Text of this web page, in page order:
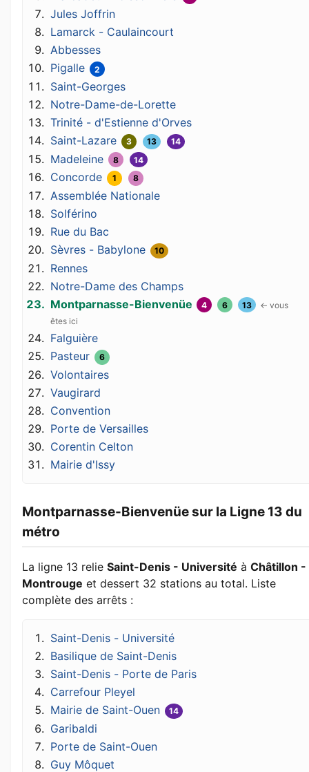
Jules Joffrin
Lamarck - Caulaincourt
Abbesses
Pigalle
2
Saint-Georges
Notre-Dame-de-Lorette
Trinité - d'Estienne d'Orves
Saint-Lazare
3 13 14
Madeleine 8 14
Concorde 1 8
Assemblée Nationale
Solférino
Rue du Bac
Sèvres - Babylone
10
Rennes
Notre-Dame des Champs
Montparnasse-Bienvenüe
4 6 13
Falguière
Pasteur
6
Volontaires
Vaugirard
Convention
Porte de Versailles
Corentin Celton
Mairie d'Issy
Montparnasse-Bienvenüe sur la Ligne 13 du
métro
La ligne 13 relie Saint-Denis - Université à Châtillon -
Montrouge et dessert 32 stations au total. Liste
complète des arrêts :
Saint-Denis - Université
Basilique de Saint-Denis
Saint-Denis - Porte de Paris
Carrefour Pleyel
Mairie de Saint-Ouen
14
Garibaldi
Porte de Saint-Ouen
Guy Môquet